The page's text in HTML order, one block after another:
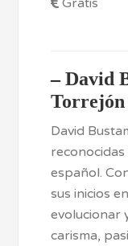
–David
Torrejón
David
español.
sus inicios
evolucionar
carisma,